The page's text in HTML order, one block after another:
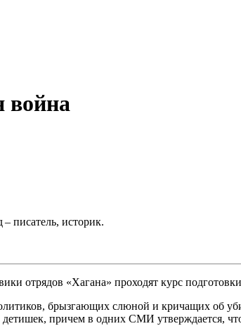
война
писатель, историк.
отрядов «Хагана» проходят курс
брызгающих слюной и кричащих об
причем в одних СМИ утверждается, что